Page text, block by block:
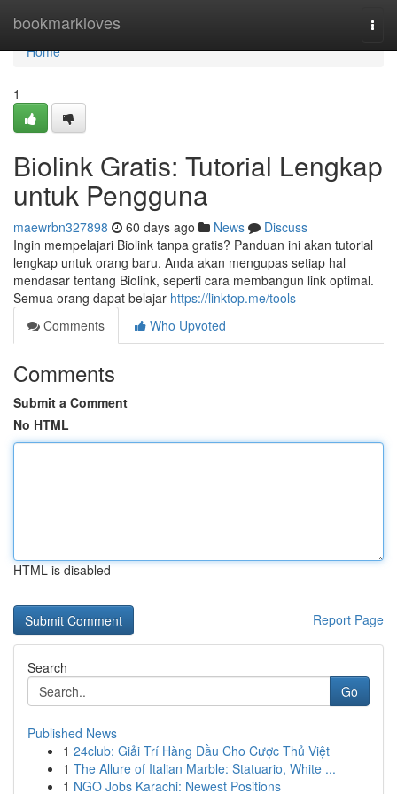
bookmarkloves
Home
Home
1
Biolink Gratis: Tutorial Lengkap
untuk Pengguna
maewrbn327898 60 days ago News
Discuss
Ingin mempelajari Biolink tanpa gratis? Panduan ini akan tutorial
lengkap untuk orang baru. Anda akan mengupas setiap hal
mendasar tentang Biolink, seperti cara membangun link optimal.
Semua orang dapat belajar https://linktop.me/tools
Comments
Who Upvoted
Comments
Submit a Comment
No HTML
HTML is disabled
Report Page
Search
Go
Published News
1 24club: Giải Trí Hàng Đầu Cho Cược Thủ Việt
1 The Allure of Italian Marble: Statuario, White ...
1 NGO Jobs Karachi: Newest Positions